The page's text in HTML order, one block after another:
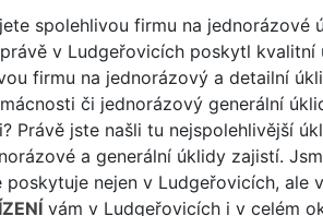
spolehlivou firmu na
v Ludgeřovicích poskytl
firmu na jednorázový a detailní
či jednorázový generální
Právě jste našli tu nejspolehlivější
a generální úklidy zajistí.
nejen v Ludgeřovicích, ale
vám v Ludgeřovicích i v celém